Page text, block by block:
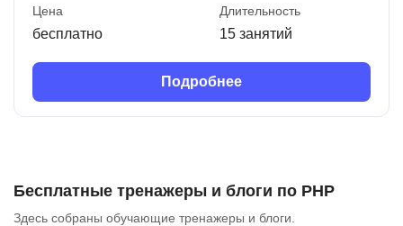
Цена
бесплатно
Длительность
15 занятий
Подробнее
Бесплатные тренажеры и блоги по PHP
Здесь собраны обучающие тренажеры и блоги.